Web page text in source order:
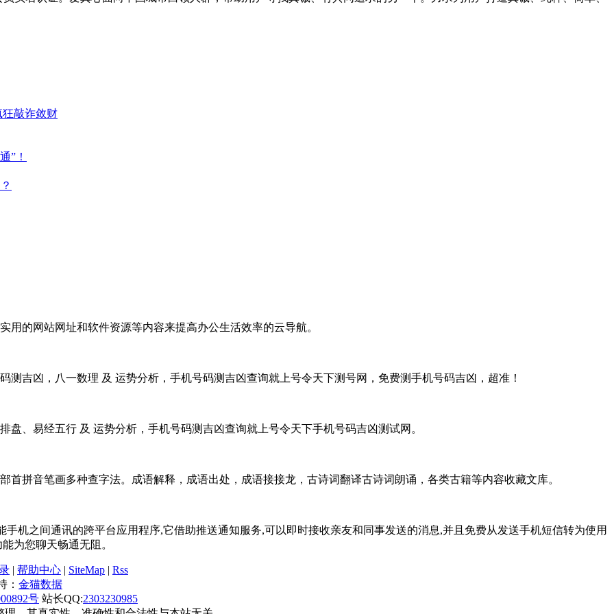
敲诈敛财
”！
的网站网址和软件资源等内容来提高办公生活效率的云导航。
测吉凶，八一数理 及 运势分析，手机号码测吉凶查询就上号令天下测号网，免费测手机号码吉凶，超准！
、易经五行 及 运势分析，手机号码测吉凶查询就上号令天下手机号码吉凶测试网。
首拼音笔画多种查字法。成语解释，成语出处，成语接接龙，古诗词翻译古诗词朗诵，各类古籍等内容收藏文库。
手机之间通讯的跨平台应用程序,它借助推送通知服务,可以即时接收亲友和同事发送的消息,并且免费从发送手机短信转为使用
为您聊天畅通无阻。
| 帮助中心 | SiteMap | Rss
： 金猫数据
号 站长QQ:2303230985